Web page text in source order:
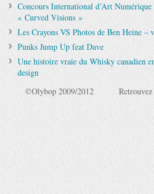
Concours International d’Art
« Curved Visions »
Les Crayons VS Photos de Ben Heine –
Punks Jump Up feat Dave
Une histoire vraie du Whisky canadien
design
©Olybop 2009/2012